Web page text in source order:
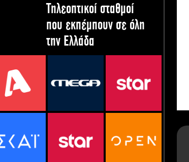
Τηλεοπτικοί σταθμοί
που εκπέμπουν σε όλη
την Ελλάδα